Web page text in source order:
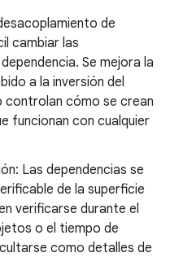
de
cambiar las
Se mejora la
a la inversión del
controlan cómo se crean
funcionan con cualquier
Las dependencias se
de la superficie
verificarse durante el
o el tiempo de
como detalles de